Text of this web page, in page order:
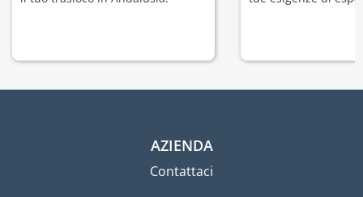
AZIENDA
Contattaci